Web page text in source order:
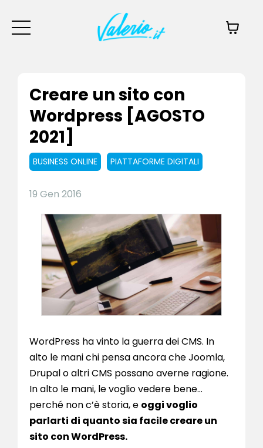
Creare un sito con
Wordpress [AGOSTO
2021]
BUSINESS ONLINE PIATTAFORME DIGITALI
19 Gen 2016
WordPress ha vinto la guerra dei CMS. In
alto le mani chi pensa ancora che Joomla,
Drupal o altri CMS possano averne ragione.
In alto le mani, le voglio vedere bene…
perché non c’è storia, e oggi voglio
parlarti di quanto sia facile creare un
sito con WordPress.